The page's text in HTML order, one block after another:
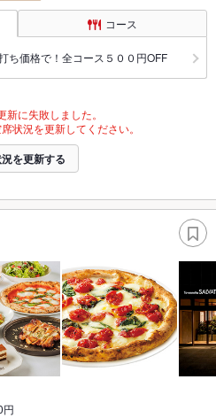
コース
ち価格で！全コース５００円OFF
新に失敗しました。
状況を更新してください。
を更新する
円